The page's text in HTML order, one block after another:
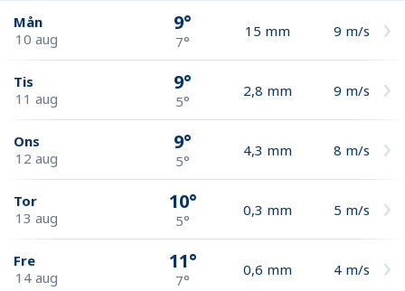
Mån
10 aug
9°
7°
15 mm 9 m/s
Tis
11 aug
9°
5°
2,8 mm 9 m/s
Ons
12 aug
9°
5°
4,3 mm 8 m/s
Tor
13 aug
10°
5°
0,3 mm 5 m/s
Fre
14 aug
11°
7°
0,6 mm 4 m/s